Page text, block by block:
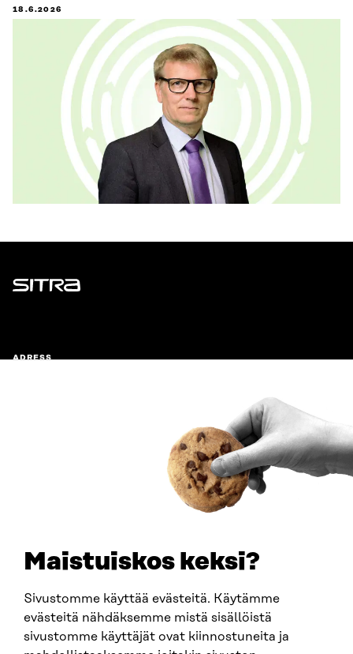
Maistuiskos keksi?
Sivustomme käyttää evästeitä. Käytämme
evästeitä nähdäksemme mistä sisällöistä
sivustomme käyttäjät ovat kiinnostuneita ja
18.6.2026
Sitra
ADRESS
fornamn.efternamn@sitra.fi
SITRA PÅ SOCIALA MEDIER